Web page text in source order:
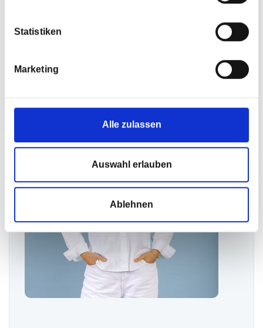
Statistiken
Marketing
Alle zulassen
Auswahl erlauben
Ablehnen